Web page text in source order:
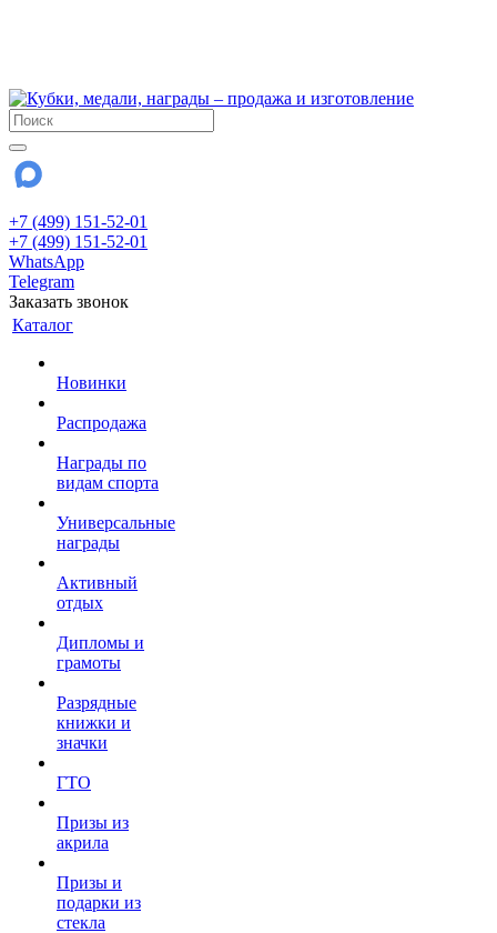
+7 (499) 151-52-01
+7 (499) 151-52-01
WhatsApp
Telegram
Заказать звонок
Каталог
Новинки
Распродажа
Награды по
видам спорта
Универсальные
награды
Активный
отдых
Дипломы и
грамоты
Разрядные
книжки и
значки
ГТО
Призы из
акрила
Призы и
подарки из
стекла